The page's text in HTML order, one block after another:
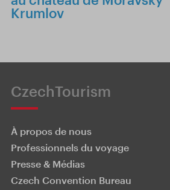
Krumlov
CzechTourism
À propos de nous
Professionnels du voyage
Presse & Médias
Czech Convention Bureau